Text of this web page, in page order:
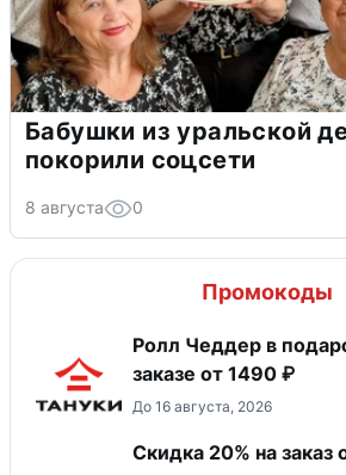
Бабушки из уральской
покорили соцсети
8 августа 0
Промокоды
Ролл Чеддер в
заказе от 1490 ₽
До 16 августа, 2026
Скидка 20% на заказ